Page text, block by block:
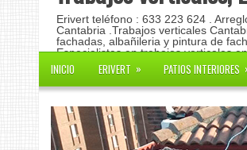
Erivert teléfono : 633 223 624 .
Cantabria .Trabajos verticales
fachadas, albañileria y pintura de
Especialistas en trabajos verticales
INICIO ERIVERT » PATIOS INTERIORES